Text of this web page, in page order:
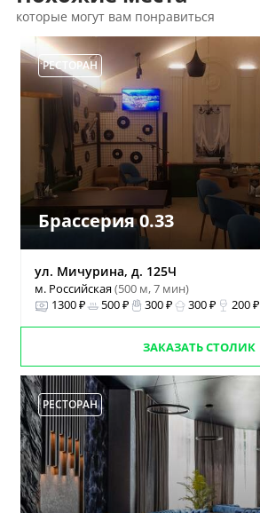
которые могут вам понравиться
РЕСТОРАН
Брассерия 0.33
ул. Мичурина, д. 125Ч
м. Российская(500 м, 7 мин)
1300 ₽
500 ₽ 300 ₽ 300 ₽ 200 ₽
ЗАКАЗАТЬ СТОЛИК
РЕСТОРАН